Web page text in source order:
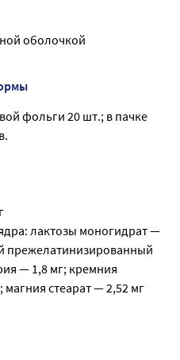
оболочкой
фольги 20 шт.; в пачке
лактозы моногидрат —
прежелатинизированный
— 1,8 мг; кремния
стеарат — 2,52 мг